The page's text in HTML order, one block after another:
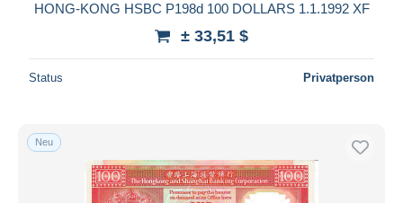
HONG-KONG HSBC P198d 100 DOLLARS 1.1.1992 XF
± 33,51 $
Status Privatperson
Neu